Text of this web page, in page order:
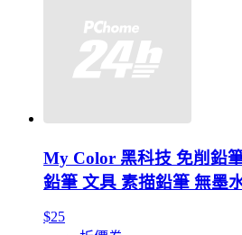
My Color 黑科技 免削鉛
鉛筆 文具 素描鉛筆 無墨水
$25